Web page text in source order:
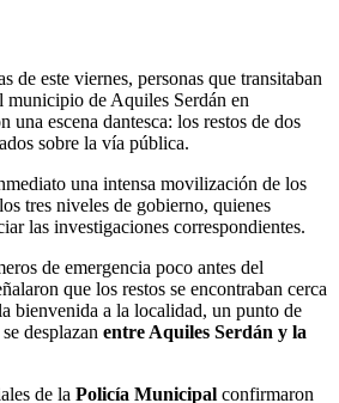
de este viernes, personas que transitaban
municipio de Aquiles Serdán en
una escena dantesca: los restos de dos
sobre la vía pública.
una intensa movilización de los
tres niveles de gobierno, quienes
las investigaciones correspondientes.
de emergencia poco antes del
que los restos se encontraban cerca
bienvenida a la localidad, un punto de
desplazan entre Aquiles Serdán y la
de la Policía Municipal confirmaron